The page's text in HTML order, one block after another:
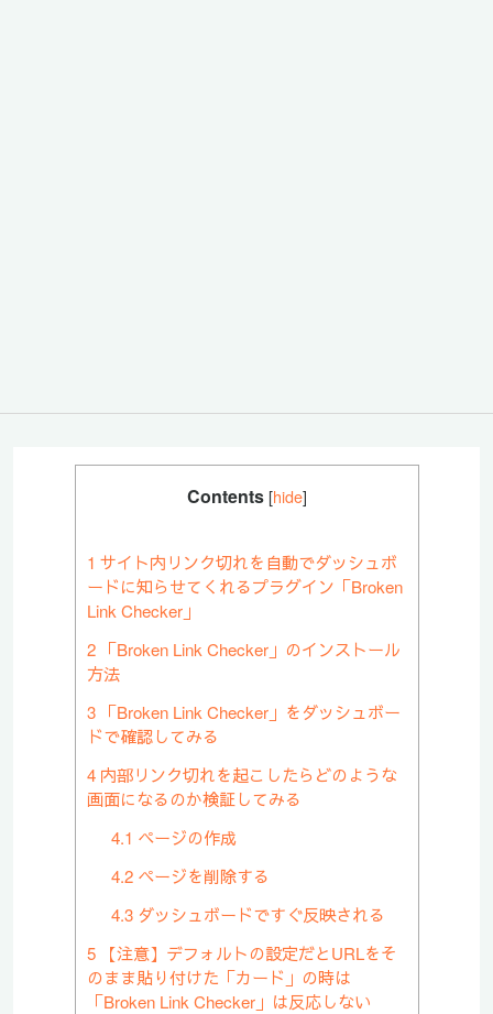
Contents [hide]
1 サイト内リンク切れを自動でダッシュボ
ードに知らせてくれるプラグイン「Broken
Link Checker」
2「Broken Link Checker」のインストール
方法
3「Broken Link Checker」をダッシュボー
ドで確認してみる
4内部リンク切れを起こしたらどのような
画面になるのか検証してみる
4.1 ページの作成
4.2 ページを削除する
4.3 ダッシュボードですぐ反映される
5【注意】デフォルトの設定だとURLをそ
のまま貼り付けた「カード」の時は
「Broken Link Checker」は反応しない